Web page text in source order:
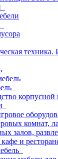
корпусной
комнат,
залов,
и